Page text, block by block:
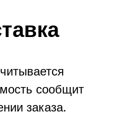
сообщит
заказа.